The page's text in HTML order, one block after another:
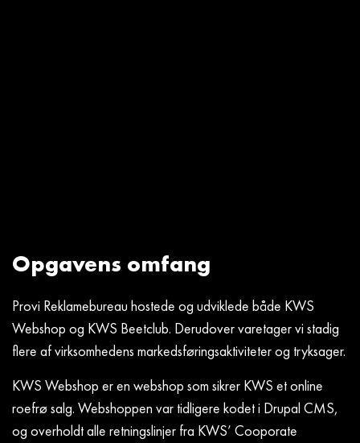
Opgavens omfang
Provi Reklamebureau hostede og udviklede både KWS
Webshop og KWS Beetclub. Derudover varetager vi stadig
flere af virksomhedens markedsføringsaktiviteter og tryksager.
KWS Webshop er en webshop som sikrer KWS et online
roefrø salg. Webshoppen var tidligere kodet i Drupal CMS,
og overholdt alle retningslinjer fra KWS’ Cooporate